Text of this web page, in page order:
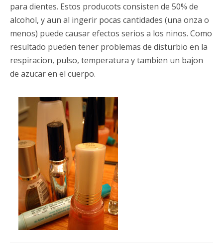
para dientes. Estos producots consisten de 50% de
alcohol, y aun al ingerir pocas cantidades (una onza o
menos) puede causar efectos serios a los ninos. Como
resultado pueden tener problemas de disturbio en la
respiracion, pulso, temperatura y tambien un bajon
de azucar en el cuerpo.